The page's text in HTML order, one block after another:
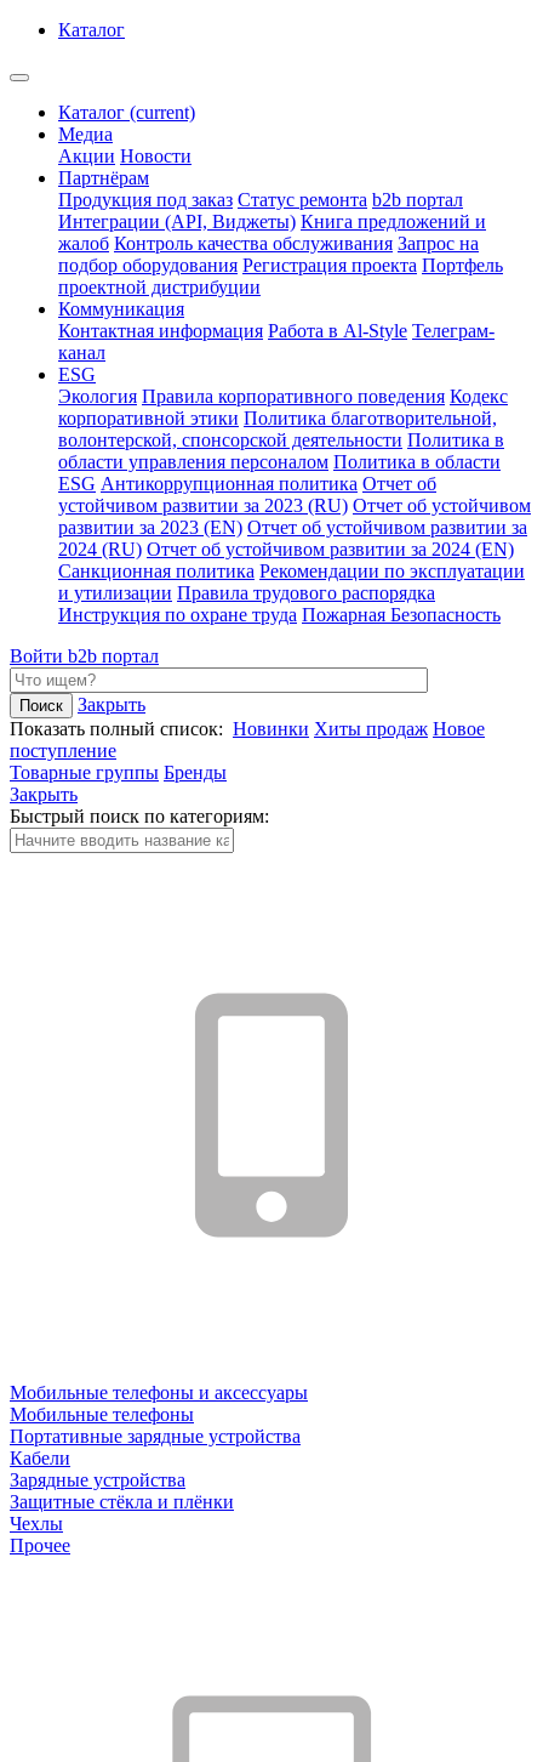
Каталог
Каталог (current)
Медиа
Акции Новости
Партнёрам
Продукция под заказ Статус ремонта b2b портал
Интеграции (API, Виджеты) Книга предложений и
жалоб Контроль качества обслуживания Запрос на
подбор оборудования Регистрация проекта Портфель
проектной дистрибуции
Коммуникация
Контактная информация Работа в Al-Style Телеграм-
канал
ESG
Экология Правила корпоративного поведения Кодекс
корпоративной этики Политика благотворительной,
волонтерской, спонсорской деятельности Политика в
области управления персоналом Политика в области
ESG Антикоррупционная политика Отчет об
устойчивом развитии за 2023 (RU) Отчет об устойчивом
развитии за 2023 (EN) Отчет об устойчивом развитии за
2024 (RU) Отчет об устойчивом развитии за 2024 (EN)
Санкционная политика Рекомендации по эксплуатации
и утилизации Правила трудового распорядка
Инструкция по охране труда Пожарная Безопасность
Войти b2b портал
Закрыть
Показать полный список: Новинки Хиты продаж Новое
поступление
Товарные группы Бренды
Закрыть
Быстрый поиск по категориям:
Мобильные телефоны и аксессуары
Мобильные телефоны
Портативные зарядные устройства
Кабели
Зарядные устройства
Защитные стёкла и плёнки
Чехлы
Прочее